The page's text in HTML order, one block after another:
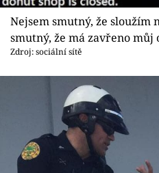
Nejsem smutný, že sloužím
smutný, že má zavřeno
Zdroj: sociální sítě